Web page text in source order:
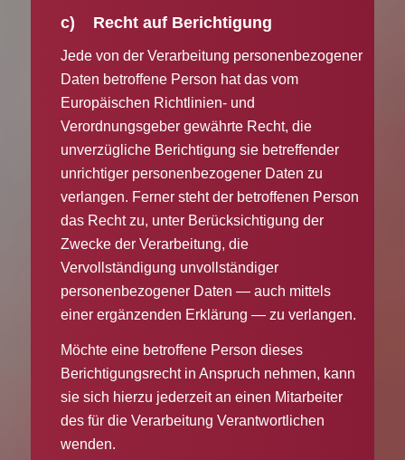
c) Recht auf Berichtigung
Jede von der Verarbeitung personenbezogener
Daten betroffene Person hat das vom
Europäischen Richtlinien- und
Verordnungsgeber gewährte Recht, die
unverzügliche Berichtigung sie betreffender
unrichtiger personenbezogener Daten zu
verlangen. Ferner steht der betroffenen Person
das Recht zu, unter Berücksichtigung der
Zwecke der Verarbeitung, die
Vervollständigung unvollständiger
personenbezogener Daten — auch mittels
einer ergänzenden Erklärung — zu verlangen.
Möchte eine betroffene Person dieses
Berichtigungsrecht in Anspruch nehmen, kann
sie sich hierzu jederzeit an einen Mitarbeiter
des für die Verarbeitung Verantwortlichen
wenden.